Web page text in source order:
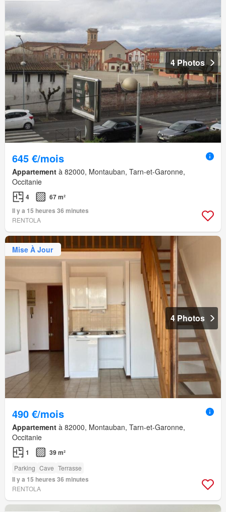
4 Photos
645 €/mois
Appartement à 82000, Montauban, Tarn-et-Garonne,
Occitanie
4
67 m²
Il y a 15 heures 36 minutes
RENTOLA
Mise À Jour
4 Photos
490 €/mois
Appartement à 82000, Montauban, Tarn-et-Garonne,
Occitanie
1 39 m²
Parking Cave Terrasse
Il y a 15 heures 36 minutes
RENTOLA